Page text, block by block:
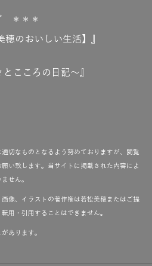
＊＊＊
のおいしい生活】』
こころの日記～』
切なものとなるよう努めておりますが、閲覧
い致します。当サイトに掲載された内容によ
せん。
像、イラストの著作権は若松美穂またはご提
用・引用することはできません。
あります。